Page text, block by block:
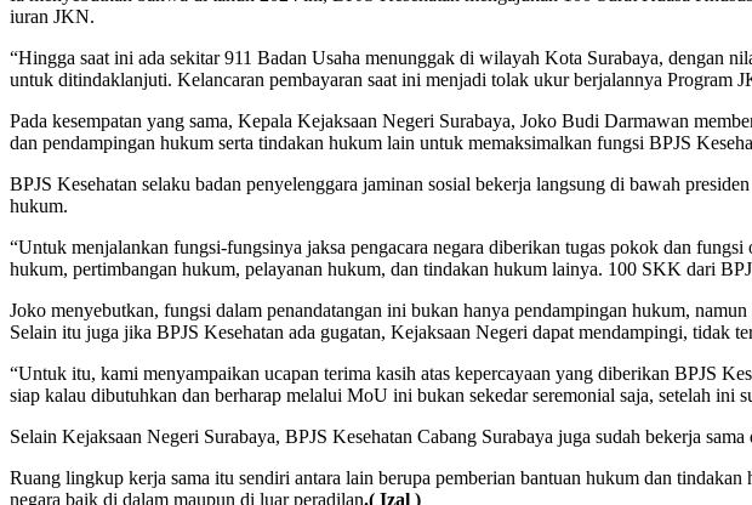
iuran JKN.
“Hingga saat ini ada sekitar 911 Badan Usaha menunggak di wilayah Kota Surabaya, dengan
untuk ditindaklanjuti. Kelancaran pembayaran saat ini menjadi tolak ukur berjalannya Program
Pada kesempatan yang sama, Kepala Kejaksaan Negeri Surabaya, Joko Budi Darmawan
dan pendampingan hukum serta tindakan hukum lain untuk memaksimalkan fungsi BPJS
BPJS Kesehatan selaku badan penyelenggara jaminan sosial bekerja langsung di bawah
hukum.
“Untuk menjalankan fungsi-fungsinya jaksa pengacara negara diberikan tugas pokok dan
hukum, pertimbangan hukum, pelayanan hukum, dan tindakan hukum lainya. 100 SKK dari
Joko menyebutkan, fungsi dalam penandatangan ini bukan hanya pendampingan hukum,
Selain itu juga jika BPJS Kesehatan ada gugatan, Kejaksaan Negeri dapat mendampingi, tidak
“Untuk itu, kami menyampaikan ucapan terima kasih atas kepercayaan yang diberikan BPJS
siap kalau dibutuhkan dan berharap melalui MoU ini bukan sekedar seremonial saja, setelah
Selain Kejaksaan Negeri Surabaya, BPJS Kesehatan Cabang Surabaya juga sudah bekerja
Ruang lingkup kerja sama itu sendiri antara lain berupa pemberian bantuan hukum dan
negara baik di dalam maupun di luar peradilan.( Izal )